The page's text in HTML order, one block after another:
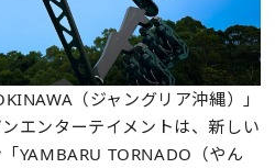
（ジャングリア沖縄）」
エンターテイメントは、新しい
YAMBARU TORNADO（やん